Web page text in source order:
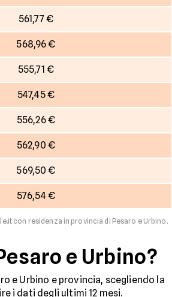
561,77 €
568,96 €
555,71 €
547,45 €
556,26 €
562,90 €
569,50 €
576,54 €
con residenza in provincia di Pesaro e Urbino.
e Urbino?
e Urbino e provincia, scegliendo la
i dati degli ultimi 12 mesi.